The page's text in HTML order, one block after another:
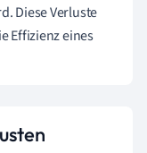
Diese Verluste
Effizienz eines